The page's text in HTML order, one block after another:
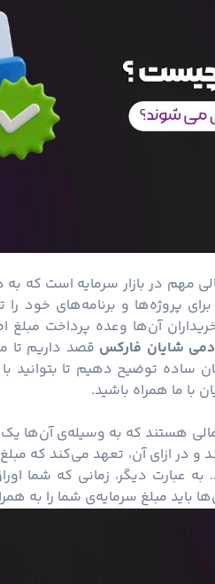
مهم در بازار سرمایه است که
برای پروژه‌ها و برنامه‌های خود
آن‌ها وعده پرداخت
شایان فارکس قصد داریم تا
ساده توضیح دهیم تا بتوانید
با ما همراه باشید.
مالی هستند که به وسیله‌ی آن‌ها
و در ازای آن، تعهد می‌کند که
به عبارت دیگر، زمانی که شما
باید مبلغ سرمایه‌ی شما را به